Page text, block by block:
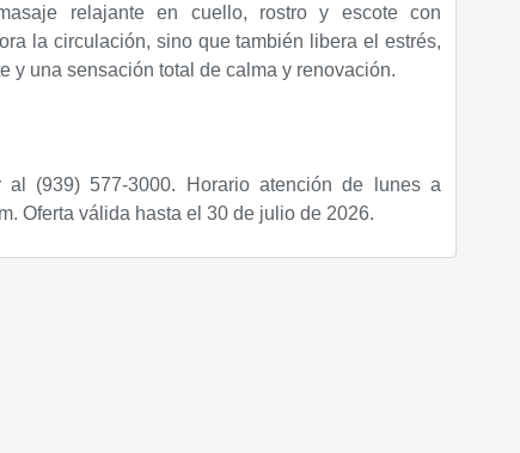
relajante en cuello, rostro y escote con
la circulación, sino que también libera el estrés,
y una sensación total de calma y renovación.
al (939) 577-3000. Horario atención de lunes a
Oferta válida hasta el 30 de julio de 2026.